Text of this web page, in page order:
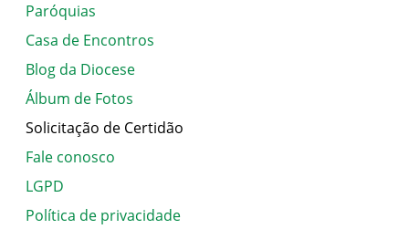
Paróquias
Casa de Encontros
Blog da Diocese
Álbum de Fotos
Solicitação de Certidão
Fale conosco
LGPD
Política de privacidade